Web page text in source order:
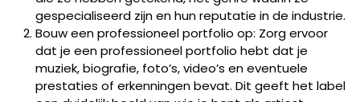
gespecialiseerd zijn en hun reputatie in de industrie.
Bouw een professioneel portfolio op: Zorg ervoor
dat je een professioneel portfolio hebt dat je
muziek, biografie, foto’s, video’s en eventuele
prestaties of erkenningen bevat. Dit geeft het label